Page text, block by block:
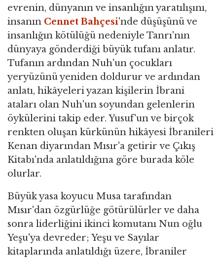
evrenin, dünyanın ve insanlığın yaratılışını,
insanın Cennet Bahçesi'nde düşüşünü ve
insanlığın kötülüğü nedeniyle Tanrı'nın
dünyaya gönderdiği büyük tufanı anlatır.
Tufanın ardından Nuh'un çocukları
yeryüzünü yeniden doldurur ve ardından
anlatı, hikâyeleri yazan kişilerin İbrani
ataları olan Nuh'un soyundan gelenlerin
öykülerini takip eder. Yusuf'un ve birçok
renkten oluşan kürkünün hikâyesi İbranileri
Kenan diyarından Mısır'a getirir ve Çıkış
Kitabı'nda anlatıldığına göre burada köle
olurlar.
Büyük yasa koyucu Musa tarafından
Mısır'dan özgürlüğe götürülürler ve daha
sonra liderliğini ikinci komutanı Nun oğlu
Yeşu'ya devreder; Yeşu ve Sayılar
kitaplarında anlatıldığı üzere, İbraniler